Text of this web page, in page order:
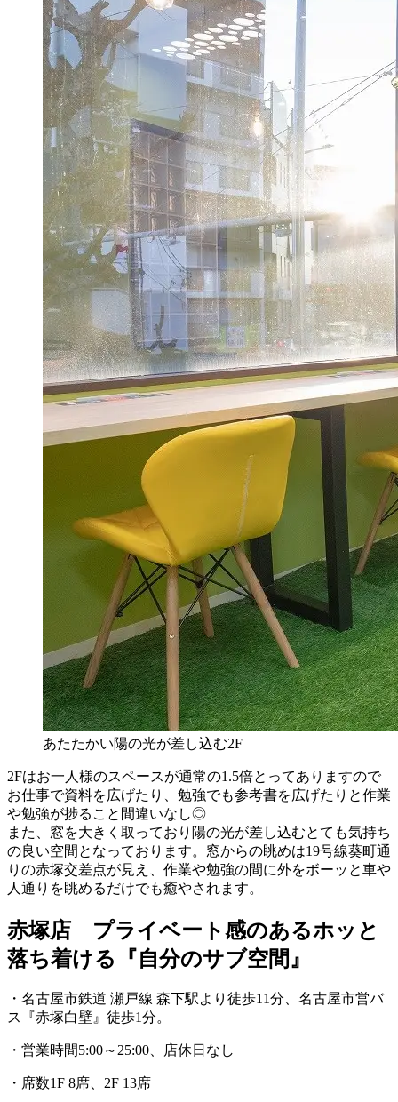
あたたかい陽の光が差し込む2F
2Fはお一人様のスペースが通常の1.5倍とってありますので
お仕事で資料を広げたり、勉強でも参考書を広げたりと作業
や勉強が捗ること間違いなし◎
また、窓を大きく取っており陽の光が差し込むとても気持ち
の良い空間となっております。窓からの眺めは19号線葵町通
りの赤塚交差点が見え、作業や勉強の間に外をボーッと車や
人通りを眺めるだけでも癒やされます。
赤塚店 プライベート感のあるホッと
落ち着ける『自分のサブ空間』
・名古屋市鉄道 瀬戸線 森下駅より徒歩11分、名古屋市営バ
ス『赤塚白壁』徒歩1分。
・営業時間5:00～25:00、店休日なし
・席数1F 8席、2F 13席